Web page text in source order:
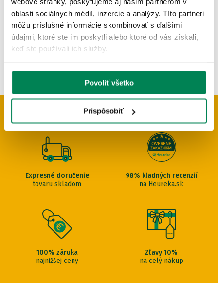
oblasti sociálnych médií, inzercie a analýzy. Títo partneri
môžu príslušné informácie skombinovať s ďalšími
údajmi, ktoré ste im poskytli alebo ktoré od vás získali,
keď ste používali ich služby.
Povoliť všetko
Prispôsobiť
OD 6.27 €
pôvodneod 7.38 €
PREČO U NÁS NAKUPOVAŤ
Expresné doručenie
tovaru skladom
98% kladných recenzií
na Heureka.sk
100% záruka
najnižšej ceny
Zľavy 10%
na celý nákup